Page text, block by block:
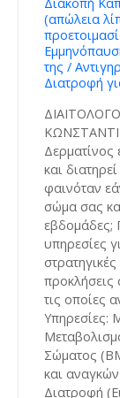
Διακοπή
(απώλεια
της /
Διατροφή
Δερματίνος
και
φαινόταν
σώμα σας
εβδομάδες;
υπηρεσίες
προκλήσεις
τις οποίες
Υπηρεσίες:
Σώματος
και αναγκών
Διατροφή